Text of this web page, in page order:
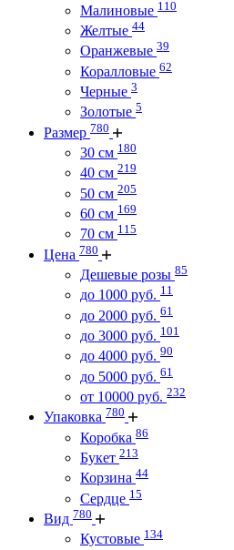
Малиновые 110
Желтые 44
Оранжевые 39
Коралловые 62
Черные 3
Золотые 5
Размер 780
30 см 180
40 см 219
50 см 205
60 см 169
70 см 115
Цена 780
Дешевые розы 85
до 1000 руб. 11
до 2000 руб. 61
до 3000 руб. 101
до 4000 руб. 90
до 5000 руб. 61
от 10000 руб. 232
Упаковка 780
Коробка 86
Букет 213
Корзина 44
Сердце 15
Вид 780
Кустовые 134